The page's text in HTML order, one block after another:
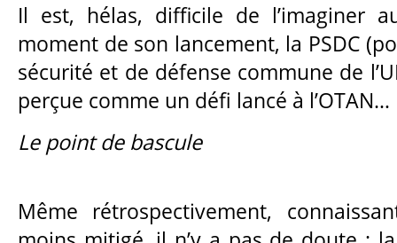
Il est, hélas, difficile de l’imaginer
moment de son lancement, la PSDC
sécurité et de défense commune de
perçue comme un défi lancé à l’OTAN…
Le point de bascule
Même rétrospectivement,